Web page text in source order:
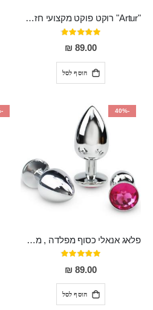
"Artur" רוקט פוקט מקצועי חזק במיוחד
דירוג:
95%
89.00 ₪
הוסף לסל
-40%
פלאג אנאלי כסוף מפלדה , מתאים ללבישה מתחת לבגדים, בגודל 7.3 על 2.8 ס"מ
דירוג:
97%
89.00 ₪
הוסף לסל
-23%